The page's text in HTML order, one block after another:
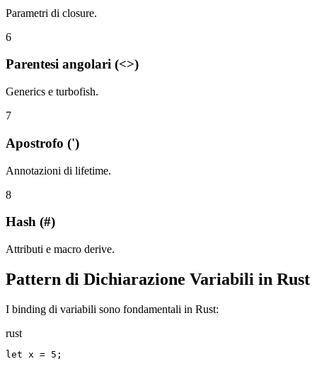
Parametri di closure.
6
Parentesi angolari (<>)
Generics e turbofish.
7
Apostrofo (')
Annotazioni di lifetime.
8
Hash (#)
Attributi e macro derive.
Pattern di Dichiarazione Variabili in Rust
I binding di variabili sono fondamentali in Rust:
rust
let x = 5;